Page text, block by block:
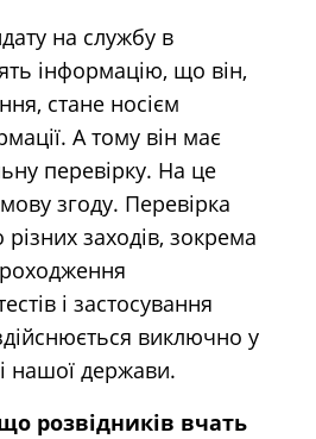
на службу в
інформацію, що він,
стане носієм
А тому він має
перевірку. На це
згоду. Перевірка
заходів, зокрема
і застосування
виключно у
нашої держави.
розвідників вчать